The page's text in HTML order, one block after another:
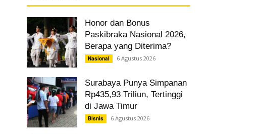
Honor dan Bonus
Paskibraka Nasional 2026,
Berapa yang Diterima?
Nasional 6 Agustus 2026
Surabaya Punya Simpanan
Rp435,93 Triliun, Tertinggi
di Jawa Timur
Bisnis 6 Agustus 2026